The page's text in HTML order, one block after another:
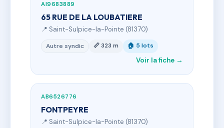
AI9683889
65 RUE DE LA LOUBATIERE
📍 Saint-Sulpice-la-Pointe (81370)
Autre syndic 📏 323 m 🏠 5 lots
Voir la fiche →
AB6526776
FONTPEYRE
📍 Saint-Sulpice-la-Pointe (81370)